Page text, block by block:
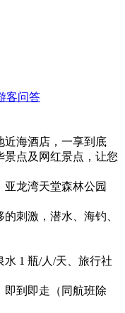
客问答
近海酒店，一享到底
景点及网红景点，让您
龙湾天堂森林公园
刺激，潜水、海钓、
1 瓶/人/天、旅行社
即到即走（同航班除